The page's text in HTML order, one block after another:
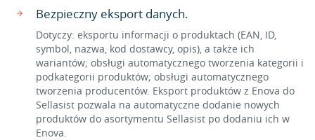
Bezpieczny eksport danych.
Dotyczy: eksportu informacji o produktach (EAN, ID,
symbol, nazwa, kod dostawcy, opis), a także ich
wariantów; obsługi automatycznego tworzenia kategorii i
podkategorii produktów; obsługi automatycznego
tworzenia producentów. Eksport produktów z Enova do
Sellasist pozwala na automatyczne dodanie nowych
produktów do asortymentu Sellasist po dodaniu ich w
Enova.